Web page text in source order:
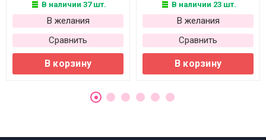
В наличии 37 шт.
В желания
Сравнить
В корзину
В наличии 23 шт.
В желания
Сравнить
В корзину